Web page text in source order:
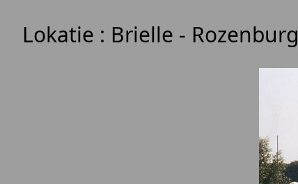
Lokatie : Brielle - Rozenburg